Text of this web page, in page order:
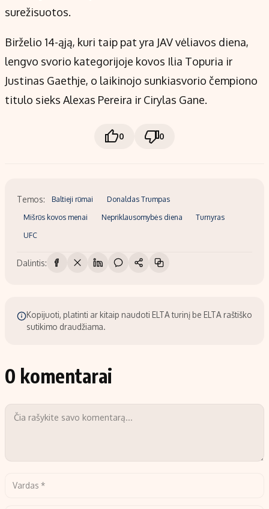
surežisuotos.
Birželio 14-ąją, kuri taip pat yra JAV vėliavos diena,
lengvo svorio kategorijoje kovos Ilia Topuria ir
Justinas Gaethje, o laikinojo sunkiasvorio čempiono
titulo sieks Alexas Pereira ir Cirylas Gane.
0 0
Temos: Baltieji rūmai Donaldas Trumpas
Mišrūs kovos menai Nepriklausomybės diena Turnyras
UFC
Dalintis:
Kopijuoti, platinti ar kitaip naudoti ELTA turinį be ELTA raštiško
sutikimo draudžiama.
0 komentarai